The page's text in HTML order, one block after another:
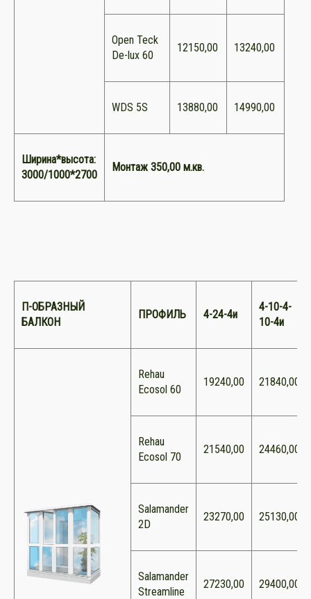
Open Teck
De-lux 60
12150,00 13240,00
WDS 5S 13880,00 14990,00
Ширина*высота:
3000/1000*2700
Монтаж 350,00 м.кв.
П-ОБРАЗНЫЙ
БАЛКОН
ПРОФИЛЬ 4-24-4и
4-10-4-
10-4и
Rehau
Ecosol 60
19240,00 21840,00
Rehau
Ecosol 70
21540,00 24460,00
Salamander
2D
23270,00 25130,00
Salamander
Streamline
27230,00 29400,00